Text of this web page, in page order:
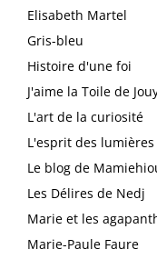
Elisabeth Martel
Gris-bleu
Histoire d'une foi
J'aime la Toile de
L'art de la curiosité
L'esprit des lumières
Le blog de
Les Délires de Nedj
Marie et les
Marie-Paule Faure